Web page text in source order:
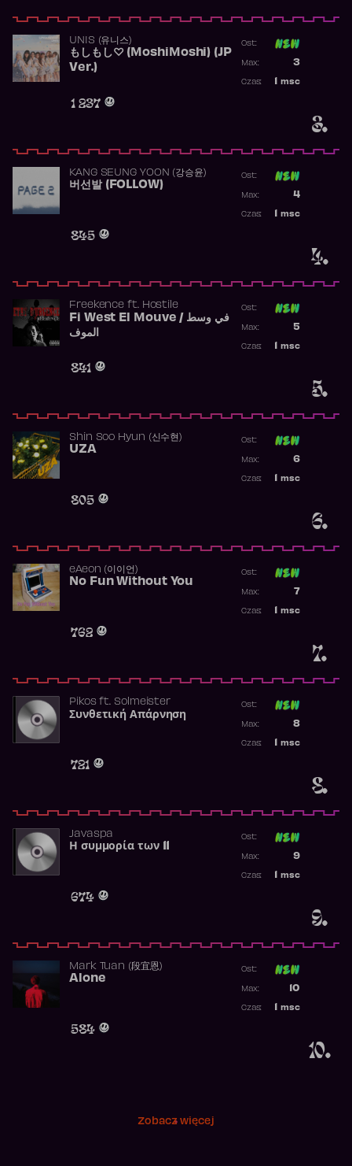
3.
UNIS (유니스)
もしもし♡ (MoshiMoshi) (JP
Ver.)
1 237
Ost:
3
Max:
msc
Czas:
4.
KANG SEUNG YOON (강승윤)
버선발 (FOLLOW)
845
Ost:
4
Max:
msc
Czas:
5.
Freekence ft. Hostile
Fi West El Mouve / في وسط
الموف
841
Ost:
5
Max:
msc
Czas:
6.
Shin Soo Hyun (신수현)
UZA
805
Ost:
6
Max:
msc
Czas:
7.
​eAeon (이이언)
No Fun Without You
762
Ost:
7
Max:
msc
Czas:
8.
Pikosft. Solmeister
Συνθετική Απάρνηση
721
Ost:
8
Max:
msc
Czas:
9.
Javaspa
Η συμμορία των 11
674
Ost:
9
Max:
msc
Czas:
10.
Mark Tuan (段宜恩)
Alone
584
Ost:
10
Max:
msc
Czas:
Zobacz więcej